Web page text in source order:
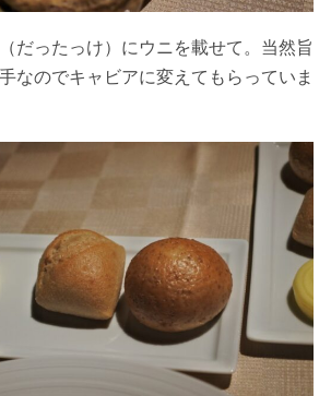
だったっけ）にウニを載せて。当然旨
なのでキャビアに変えてもらっていま